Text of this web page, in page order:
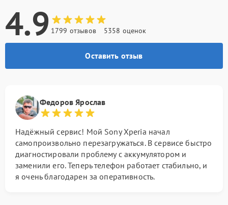
4.9 1799 отзывов 5358 оценок
Оставить отзыв
Федоров Ярослав
Надёжный сервис! Мой Sony Xperia начал
самопроизвольно перезагружаться. В сервисе быстро
диагностировали проблему с аккумулятором и
заменили его. Теперь телефон работает стабильно, и
я очень благодарен за оперативность.